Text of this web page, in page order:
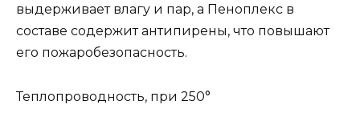
выдерживает влагу и пар, а Пеноплекс в
составе содержит антипирены, что повышают
его пожаробезопасность.
Теплопроводность, при 250°